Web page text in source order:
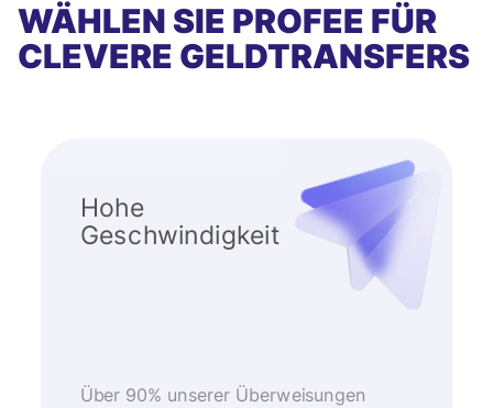
WÄHLEN SIE PROFEE FÜR
CLEVERE GELDTRANSFERS
Hohe
Geschwindigkeit
Über 90% unserer Überweisungen